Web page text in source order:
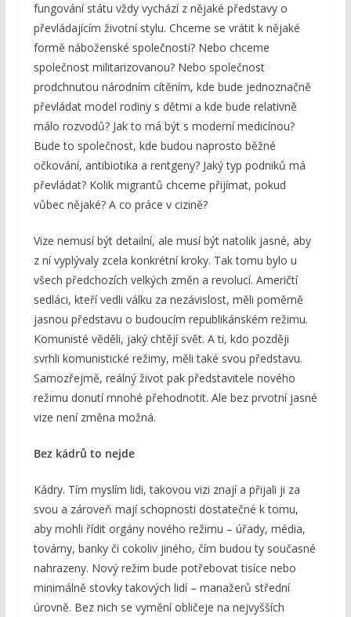
fungování státu vždy vychází z nějaké představy o
převládajícím životní stylu. Chceme se vrátit k nějaké
formě náboženské společnosti? Nebo chceme
společnost militarizovanou? Nebo společnost
prodchnutou národním cítěním, kde bude jednoznačně
převládat model rodiny s dětmi a kde bude relativně
málo rozvodů? Jak to má být s moderní medicínou?
Bude to společnost, kde budou naprosto běžné
očkování, antibiotika a rentgeny? Jaký typ podniků má
převládat? Kolik migrantů chceme přijímat, pokud
vůbec nějaké? A co práce v cizině?
Vize nemusí být detailní, ale musí být natolik jasné, aby
z ní vyplývaly zcela konkrétní kroky. Tak tomu bylo u
všech předchozích velkých změn a revolucí. Američtí
sedláci, kteří vedli válku za nezávislost, měli poměrně
jasnou představu o budoucím republikánském režimu.
Komunisté věděli, jaký chtějí svět. A ti, kdo později
svrhli komunistické režimy, měli také svou představu.
Samozřejmě, reálný život pak představitele nového
režimu donutí mnohé přehodnotit. Ale bez prvotní jasné
vize není změna možná.
Bez kádrů to nejde
Kádry. Tím myslím lidi, takovou vizi znají a přijali ji za
svou a zároveň mají schopnosti dostatečné k tomu,
aby mohli řídit orgány nového režimu – úřady, média,
továrny, banky či cokoliv jiného, čím budou ty současné
nahrazeny. Nový režim bude potřebovat tisíce nebo
minimálně stovky takových lidí – manažerů střední
úrovně. Bez nich se vymění obličeje na nejvyšších